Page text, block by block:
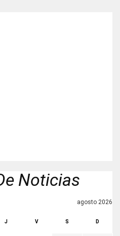
Noticias
agosto 2026
J V S D